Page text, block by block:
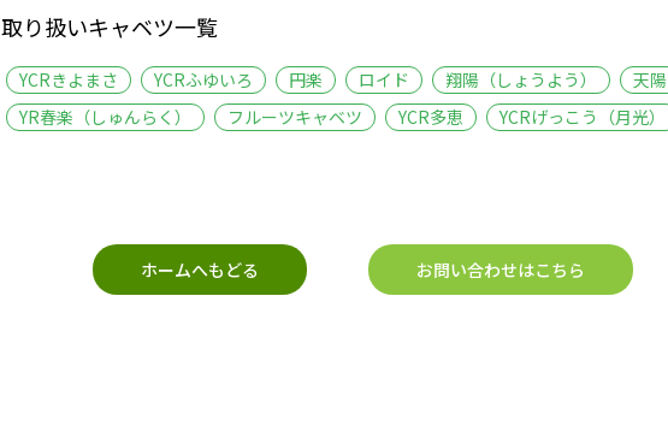
取り扱いキャベツ一覧
YCRきよまさ YCRふゆいろ 円楽 ロイド 翔陽（しょうよう） 天陽
YR春楽（しゅんらく）
フルーツキャベツ YCR多恵 YCRげっこう（月光）
ホームへもどる お問い合わせはこちら